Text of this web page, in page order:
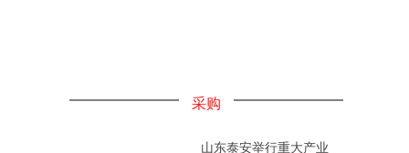
采购
山东泰安举行重大产业